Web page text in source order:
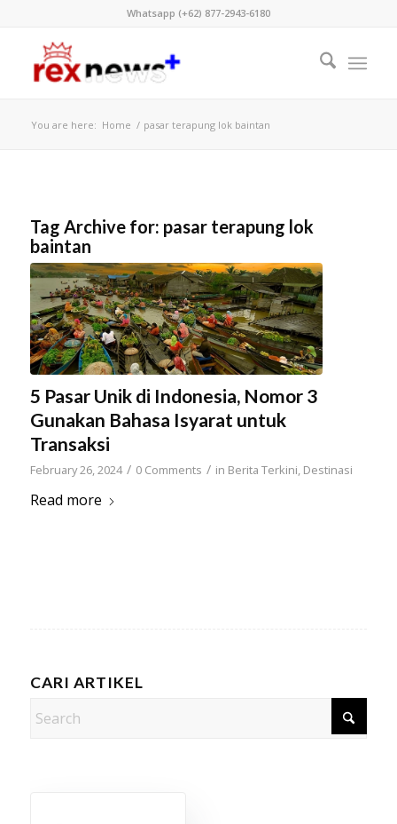
Whatsapp (+62) 877-2943-6180
You are here: Home / pasar terapung lok baintan
Tag Archive for: pasar terapung lok
baintan
5 Pasar Unik di Indonesia, Nomor 3
Gunakan Bahasa Isyarat untuk
Transaksi
February 26, 2024 / 0 Comments / in Berita Terkini, Destinasi
Read more
CARI ARTIKEL